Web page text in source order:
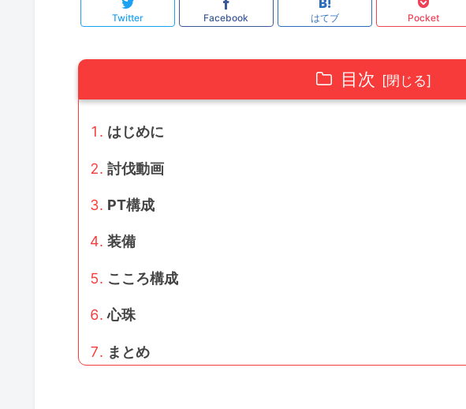
Twitter Facebook はてブ Pocket
目次
はじめに
討伐動画
PT構成
装備
こころ構成
心珠
まとめ